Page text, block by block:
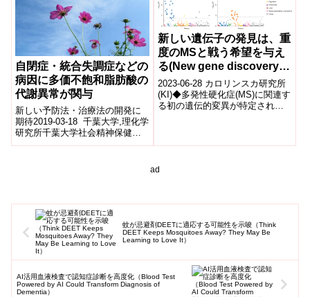
自閉症・統合失調症などの
病因に多価不飽和脂肪酸の
代謝異常が関与
新しい予防法・治療法の開発に
期待2019-03-18 千葉大学,理化学
研究所千葉大学社会精神保健教
育研究センターの橋本謙二教授
新しい遺伝子の発見は、重
度のMSと戦う希望を与え
る(New gene discovery
gives hope of fighting
severe MS)
2023-06-28 カロリンスカ研究所
(KI)◆多発性硬化症(MS)に関連す
る初の遺伝的変異が特定され、
ad
蚊が忌避剤DEETに適応する可能性を示唆（Think
DEET Keeps Mosquitoes Away? They May Be
Learning to Love It）
AI活用血液検査で認知症診断を高度化（Blood Test
Powered by AI Could Transform Diagnosis of
Dementia）